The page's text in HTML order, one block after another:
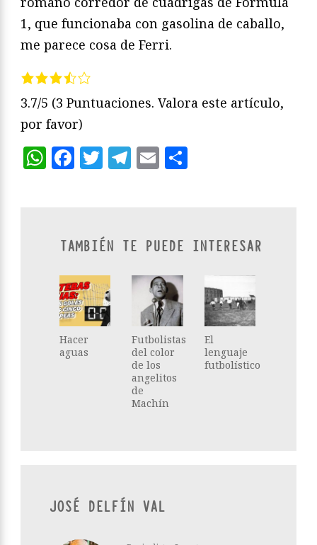
1, que funcionaba con gasolina de caballo,
me parece cosa de Ferri.
3.7/5 (3 Puntuaciones. Valora este artículo,
por favor)
WhatsApp
Facebook
Twitter
Telegram
Email
TAMBIÉN TE PUEDE INTERESAR
Hacer
aguas
Futbolistas
del color
de los
angelitos
de
Machín
El
lenguaje
futbolístico
JOSÉ DELFÍN VAL